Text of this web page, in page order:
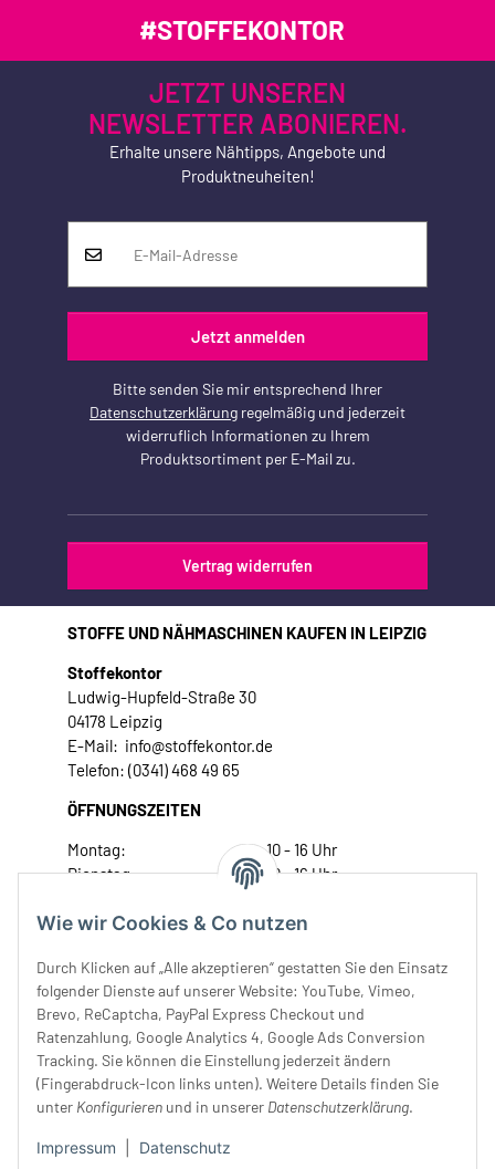
Wie wir Cookies & Co nutzen
Durch Klicken auf „Alle akzeptieren“ gestatten Sie den Einsatz
folgender Dienste auf unserer Website: YouTube, Vimeo,
Brevo, ReCaptcha, PayPal Express Checkout und
Ratenzahlung, Google Analytics 4, Google Ads Conversion
Tracking. Sie können die Einstellung jederzeit ändern
(Fingerabdruck-Icon links unten). Weitere Details finden Sie
unter Konfigurieren und in unserer Datenschutzerklärung.
Impressum Datenschutz
#STOFFEKONTOR
JETZT UNSEREN
NEWSLETTER ABONIEREN.
Erhalte unsere Nähtipps, Angebote und
Produktneuheiten!
Jetzt anmelden
Bitte senden Sie mir entsprechend Ihrer
Datenschutzerklärung regelmäßig und jederzeit
widerruflich Informationen zu Ihrem
Produktsortiment per E-Mail zu.
Vertrag widerrufen
STOFFE UND NÄHMASCHINEN KAUFEN IN LEIPZIG
Stoffekontor
Ludwig-Hupfeld-Straße 30
04178 Leipzig
E-Mail: info@stoffekontor.de
Telefon: (0341) 468 49 65
ÖFFNUNGSZEITEN
Montag:
10 - 16 Uhr
Dienstag:
10 - 16 Uhr
Donnerstag:
10 - 18 Uhr
Samstag:
10 - 14 Uhr
Unser Service
Rechtliches